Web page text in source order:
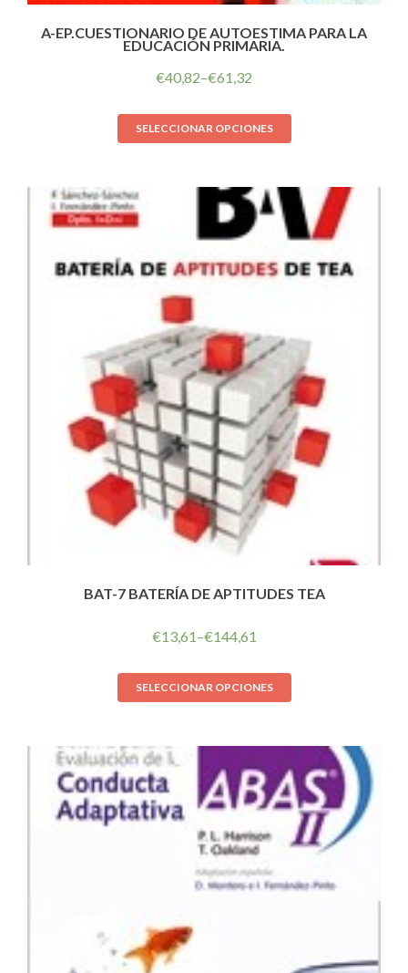
A-EP.CUESTIONARIO DE AUTOESTIMA PARA LA
EDUCACIÓN PRIMARIA.
€40,82–€61,32
SELECCIONAR OPCIONES
BAT-7 BATERÍA DE APTITUDES TEA
€13,61–€144,61
SELECCIONAR OPCIONES